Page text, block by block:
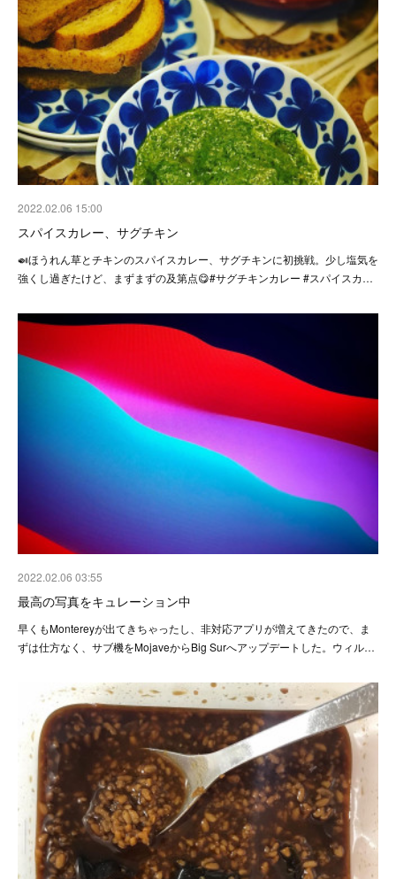
2022.02.06 15:00
スパイスカレー、サグチキン
🍛ほうれん草とチキンのスパイスカレー、サグチキンに初挑戦。少し塩気を
強くし過ぎたけど、まずまずの及第点😋#サグチキンカレー #スパイスカ…
2022.02.06 03:55
最高の写真をキュレーション中
早くもMontereyが出てきちゃったし、非対応アプリが増えてきたので、ま
ずは仕方なく、サブ機をMojaveからBig Surへアップデートした。ウィル…